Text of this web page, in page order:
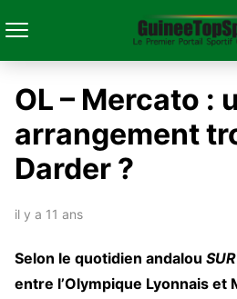
OL – Mercato :
arrangement
Darder ?
il y a 11 ans
Selon le quotidien andalou SUR
entre l’Olympique Lyonnais et